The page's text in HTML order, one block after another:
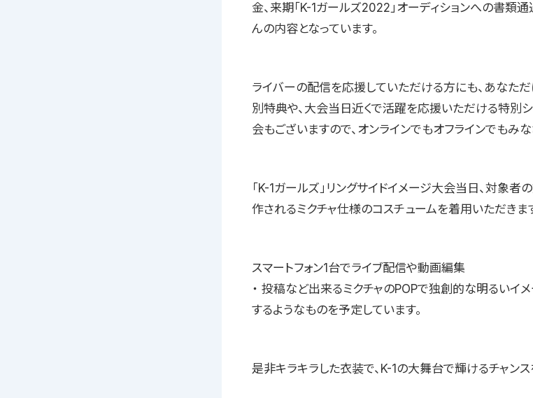
金、来期「K-1ガールズ2022」オーディションへの書類
んの内容となっています。
ライバーの配信を応援していただける方にも、あなた
別特典や、大会当日近くで活躍を応援いただける特別
会もございますので、オンラインでもオフラインでもみな
「K-1ガールズ」リングサイドイメージ大会当日、対象
作されるミクチャ仕様のコスチュームを着用いただきま
スマートフォン1台でライブ配信や動画編集
・ 投稿など出来るミクチャのPOPで独創的な明るいイ
するようなものを予定しています。
是非キラキラした衣装で、K-1の大舞台で輝けるチャンス